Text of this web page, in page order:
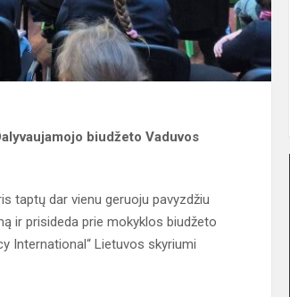
biudžeto Vaduvos
taptų dar vienu geruoju pavyzdžiu
ir prisideda prie mokyklos biudžeto
International“ Lietuvos skyriumi